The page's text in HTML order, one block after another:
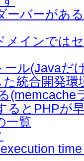
ーバーがあ
メインでは
ル(Javaだ
統合開発環
(memcache
るとPHPが
一覧